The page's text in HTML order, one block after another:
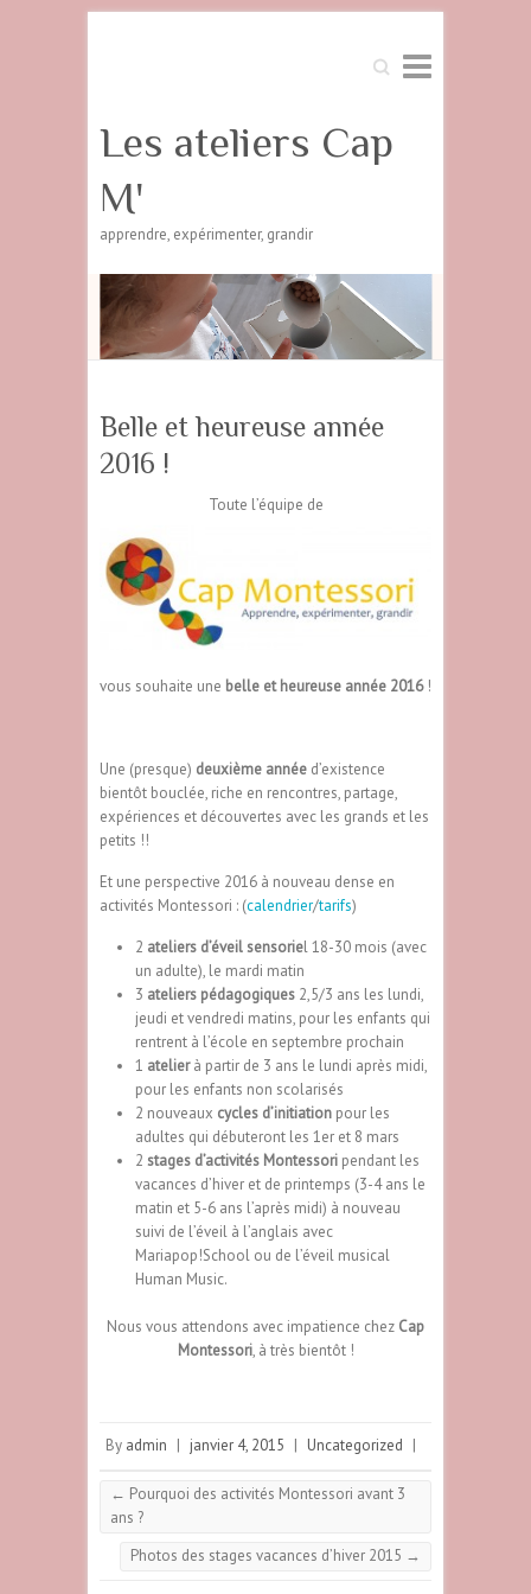
Search
Les ateliers Cap
M'
apprendre, expérimenter, grandir
Belle et heureuse année
2016 !
Toute l’équipe de
vous souhaite une belle et heureuse année 2016!
Une (presque) deuxième année d’existence
bientôt bouclée, riche en rencontres, partage,
expériences et découvertes avec les grands et les
petits !!
Et une perspective 2016 à nouveau dense en
activités Montessori : (calendrier/tarifs)
2 ateliers d’éveil sensoriel18-30 mois (avec
un adulte), le mardi matin
3 ateliers pédagogiques 2,5/3 ans les lundi,
jeudi et vendredi matins, pour les enfants qui
rentrent à l’école en septembre prochain
1 atelier à partir de 3 ans le lundi après midi,
pour les enfants non scolarisés
2 nouveaux cycles d’initiation pour les
adultes qui débuteront les 1er et 8 mars
2 stages d’activités Montessori pendant les
vacances d’hiver et de printemps (3-4 ans le
matin et 5-6 ans l’après midi) à nouveau
suivi de l’éveil à l’anglais avec
Mariapop!School ou de l’éveil musical
Human Music.
Nous vous attendons avec impatience chez Cap
Montessori, à très bientôt !
By admin | janvier 4, 2015 | Uncategorized |
← Pourquoi des activités Montessori avant 3
ans ?
Photos des stages vacances d’hiver 2015 →